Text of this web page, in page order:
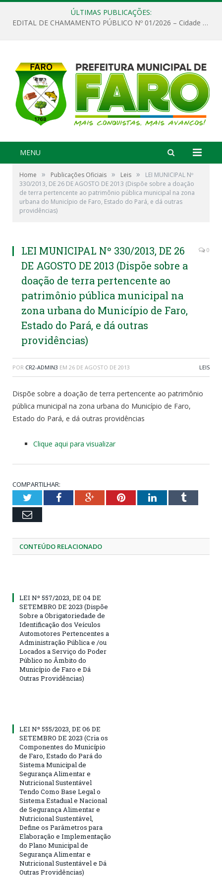
ÚLTIMAS PUBLICAÇÕES:
EDITAL DE CHAMAMENTO PÚBLICO Nº 01/2026 – Cidade de Faro
MENU
Home » Publicações Oficiais » Leis »
LEI MUNICIPAL Nº
330/2013, DE 26 DE AGOSTO DE 2013 (Dispõe sobre a doação
de terra pertencente ao patrimônio pública municipal na zona
urbana do Município de Faro, Estado do Pará, e dá outras
providências)
LEI MUNICIPAL Nº 330/2013, DE 26
DE AGOSTO DE 2013 (Dispõe sobre a
doação de terra pertencente ao
patrimônio pública municipal na
zona urbana do Município de Faro,
Estado do Pará, e dá outras
providências)
0
POR CR2-ADMIN3 EM 26 DE AGOSTO DE 2013 LEIS
Dispõe sobre a doação de terra pertencente ao patrimônio
pública municipal na zona urbana do Município de Faro,
Estado do Pará, e dá outras providências
Clique aqui para visualizar
COMPARTILHAR:
TwitterFacebookGoogle+PinterestLinkedInTumblr
Email
CONTEÚDO RELACIONADO
LEI Nº 557/2023, DE 04 DE
SETEMBRO DE 2023 (Dispõe
Sobre a Obrigatoriedade de
Identificação dos Veículos
Automotores Pertencentes a
Administração Pública e /ou
Locados a Serviço do Poder
Público no Âmbito do
Município de Faro e Dá
Outras Providências)
LEI Nº 555/2023, DE 06 DE
SETEMBRO DE 2023 (Cria os
Componentes do Município
de Faro, Estado do Pará do
Sistema Municipal de
Segurança Alimentar e
Nutricional Sustentável
Tendo Como Base Legal o
Sistema Estadual e Nacional
de Segurança Alimentar e
Nutricional Sustentável,
Define os Parâmetros para
Elaboração e Implementação
do Plano Municipal de
Segurança Alimentar e
Nutricional Sustentável e Dá
Outras Providências)